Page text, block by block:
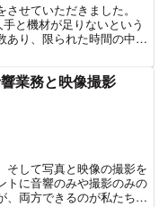
せていただきました。
と機材が足りないという
あり、限られた時間の中で
業務と映像撮影
そして写真と映像の撮影を
トに音響のみや撮影のみの
、両方できるのが私たちの